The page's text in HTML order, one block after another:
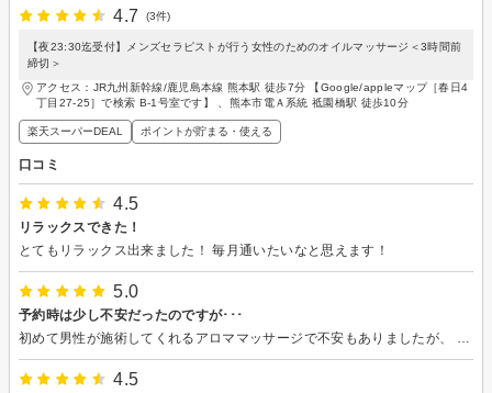
4.7
(3件)
【夜23:30迄受付】メンズセラピストが行う女性のためのオイルマッサージ＜3時間前
締切＞
アクセス：JR九州新幹線/鹿児島本線 熊本駅 徒歩7分 【Google/appleマップ［春日4
丁目27-25］で検索 B-1号室です】 、熊本市電Ａ系統 祗園橋駅 徒歩10分
楽天スーパーDEAL ポイントが貯まる・使える
口コミ
4.5
リラックスできた！
とてもリラックス出来ました！ 毎月通いたいなと思えます！
5.0
予約時は少し不安だったのですが･･･
4.5